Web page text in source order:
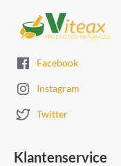
Facebook
Instagram
Twitter
Klantenservice